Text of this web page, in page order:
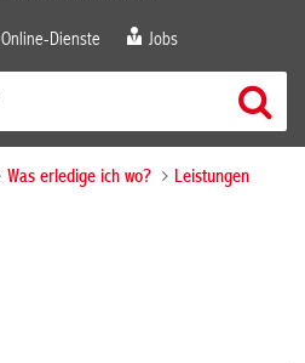
Online-Dienste Jobs
Was erledige ich wo? Leistungen